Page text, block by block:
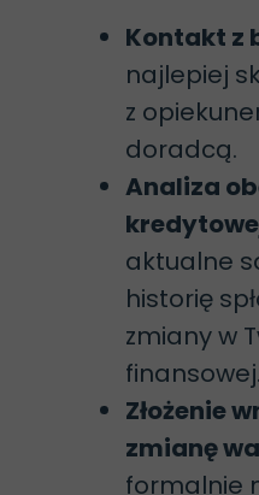
Kontakt z
najlepiej
z
doradcą.
Analiza
aktualne
historię
zmiany w
finansowej.
Złożenie
zmianę
formalnie